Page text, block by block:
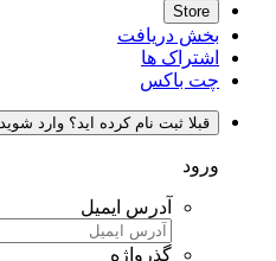
Store
بخش دریافت
اشتراک ها
چت باکس
قبلا ثبت نام کرده اید؟ وارد شوید
ورود
آدرس ایمیل
گذرواژه